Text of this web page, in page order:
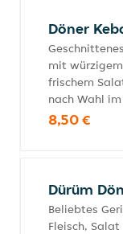
Döner
mit
frischem
nach Wahl
8,50 €
Dürüm
Beliebtes
Fleisch,